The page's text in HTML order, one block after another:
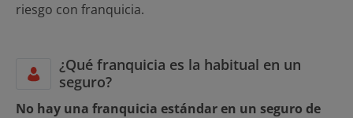
riesgo con franquicia.
¿Qué franquicia es la habitual en un
seguro?
No hay una franquicia estándar en un seguro de